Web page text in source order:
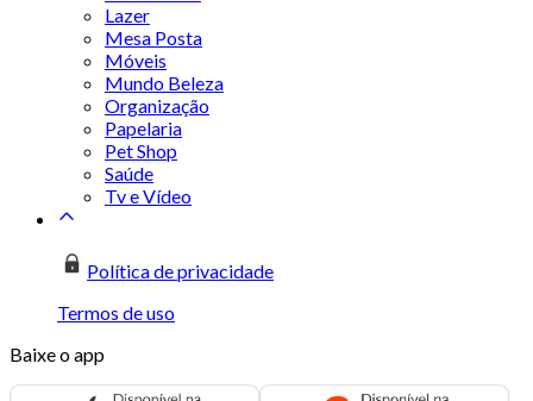
Lazer
Mesa Posta
Móveis
Mundo Beleza
Organização
Papelaria
Pet Shop
Saúde
Tv e Vídeo
Política de privacidade
Termos de uso
Baixe o app